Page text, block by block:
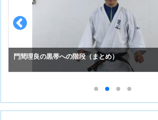
門間理良の黒帯への階段（まとめ）